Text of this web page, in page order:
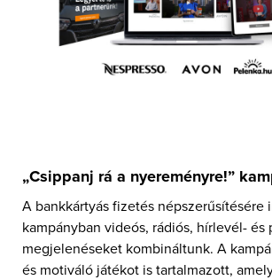
„Csippanj rá a nyereményre!”
A bankkártyás fizetés
kampányban videós, rádiós, hírlevél- és
megjelenéseket kombináltunk. A
és motiváló játékot is tartalmazott,